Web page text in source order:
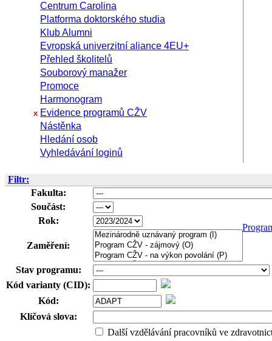
Centrum Carolina
Platforma doktorského studia
Klub Alumni
Evropská univerzitní aliance 4EU+
Přehled školitelů
Souborový manažer
Promoce
Harmonogram
x Evidence programů CŽV
Nástěnka
Hledání osob
Vyhledávání loginů
Filtr:
Fakulta:
Součást:
Rok:
Zaměření:
Stav programu:
Kód varianty (CID):
Kód:
Klíčová slova:
Další vzdělávání pracovníků ve